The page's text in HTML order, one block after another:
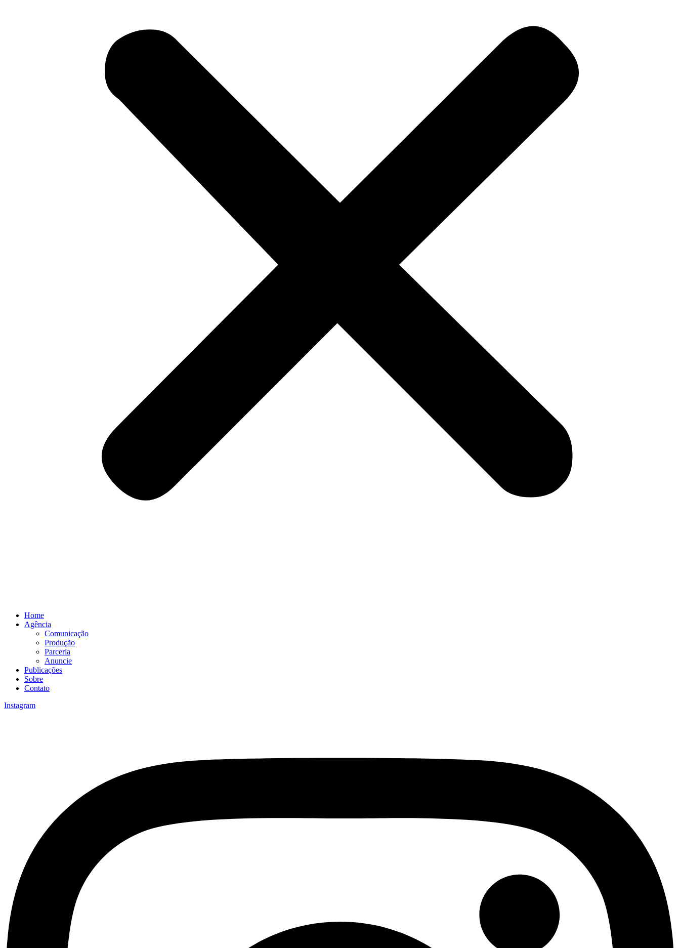
Home
Agência
Comunicação
Produção
Parceria
Anuncie
Publicações
Sobre
Contato
Instagram